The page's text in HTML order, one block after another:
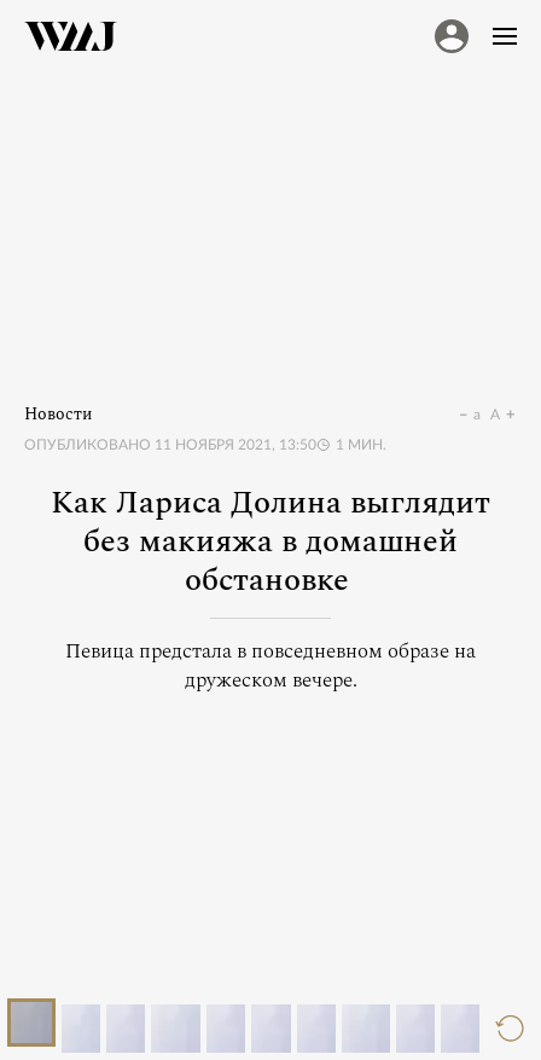
Новости
ОПУБЛИКОВАНО 11 НОЯБРЯ 2021, 13:50 1 МИН.
a A
Как Лариса Долина выглядит
без макияжа в домашней
обстановке
Певица предстала в повседневном образе на
дружеском вечере.